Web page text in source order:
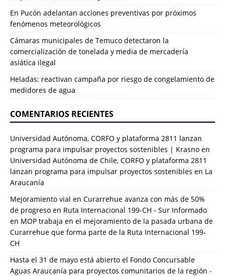
En Pucón adelantan acciones preventivas por próximos
fenómenos meteorológicos
Cámaras municipales de Temuco detectaron la
comercialización de tonelada y media de mercadería
asiática ilegal
Heladas: reactivan campaña por riesgo de congelamiento de
medidores de agua
COMENTARIOS RECIENTES
Universidad Autónoma, CORFO y plataforma 2811 lanzan
programa para impulsar proyectos sostenibles | Krasno en
Universidad Autónoma de Chile, CORFO y plataforma 2811
lanzan programa para impulsar proyectos sostenibles en La
Araucanía
Mejoramiento vial en Curarrehue avanza con más de 50%
de progreso en Ruta Internacional 199-CH - Sur Informado
en MOP trabaja en el mejoramiento de la pasada urbana de
Curarrehue que forma parte de la Ruta Internacional 199-
CH
Hasta el 31 de mayo está abierto el Fondo Concursable
Aguas Araucanía para proyectos comunitarios de la región -